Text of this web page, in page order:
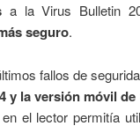
a la Virus Bulletin
seguro.
fallos de
y la versión móvil de
el lector permitía